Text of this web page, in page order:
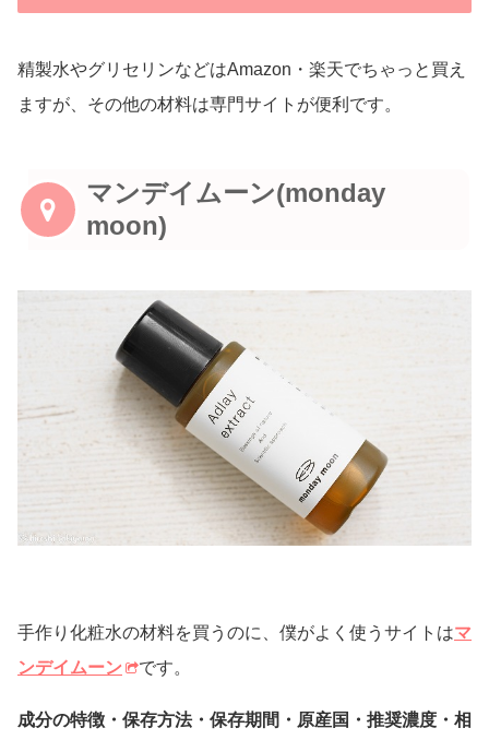
精製水やグリセリンなどはAmazon・楽天でちゃっと買え
ますが、その他の材料は専門サイトが便利です。
マンデイムーン(monday
moon)
手作り化粧水の材料を買うのに、僕がよく使うサイトはマ
ンデイムーン
です。
成分の特徴・保存方法・保存期間・原産国・推奨濃度・相